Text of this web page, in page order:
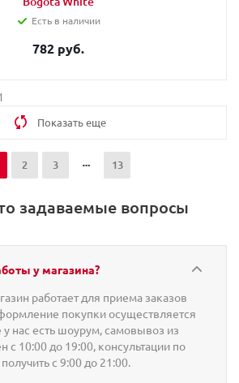
Есть в наличии
782 руб.
Показать еще
2 3 13
задаваемые вопросы
у магазина?
работает для приема заказов
покупки осуществляется
у нас есть шоурум, самовывоз из
с 10:00 до 19:00, консультации по
с 9:00 до 21:00.